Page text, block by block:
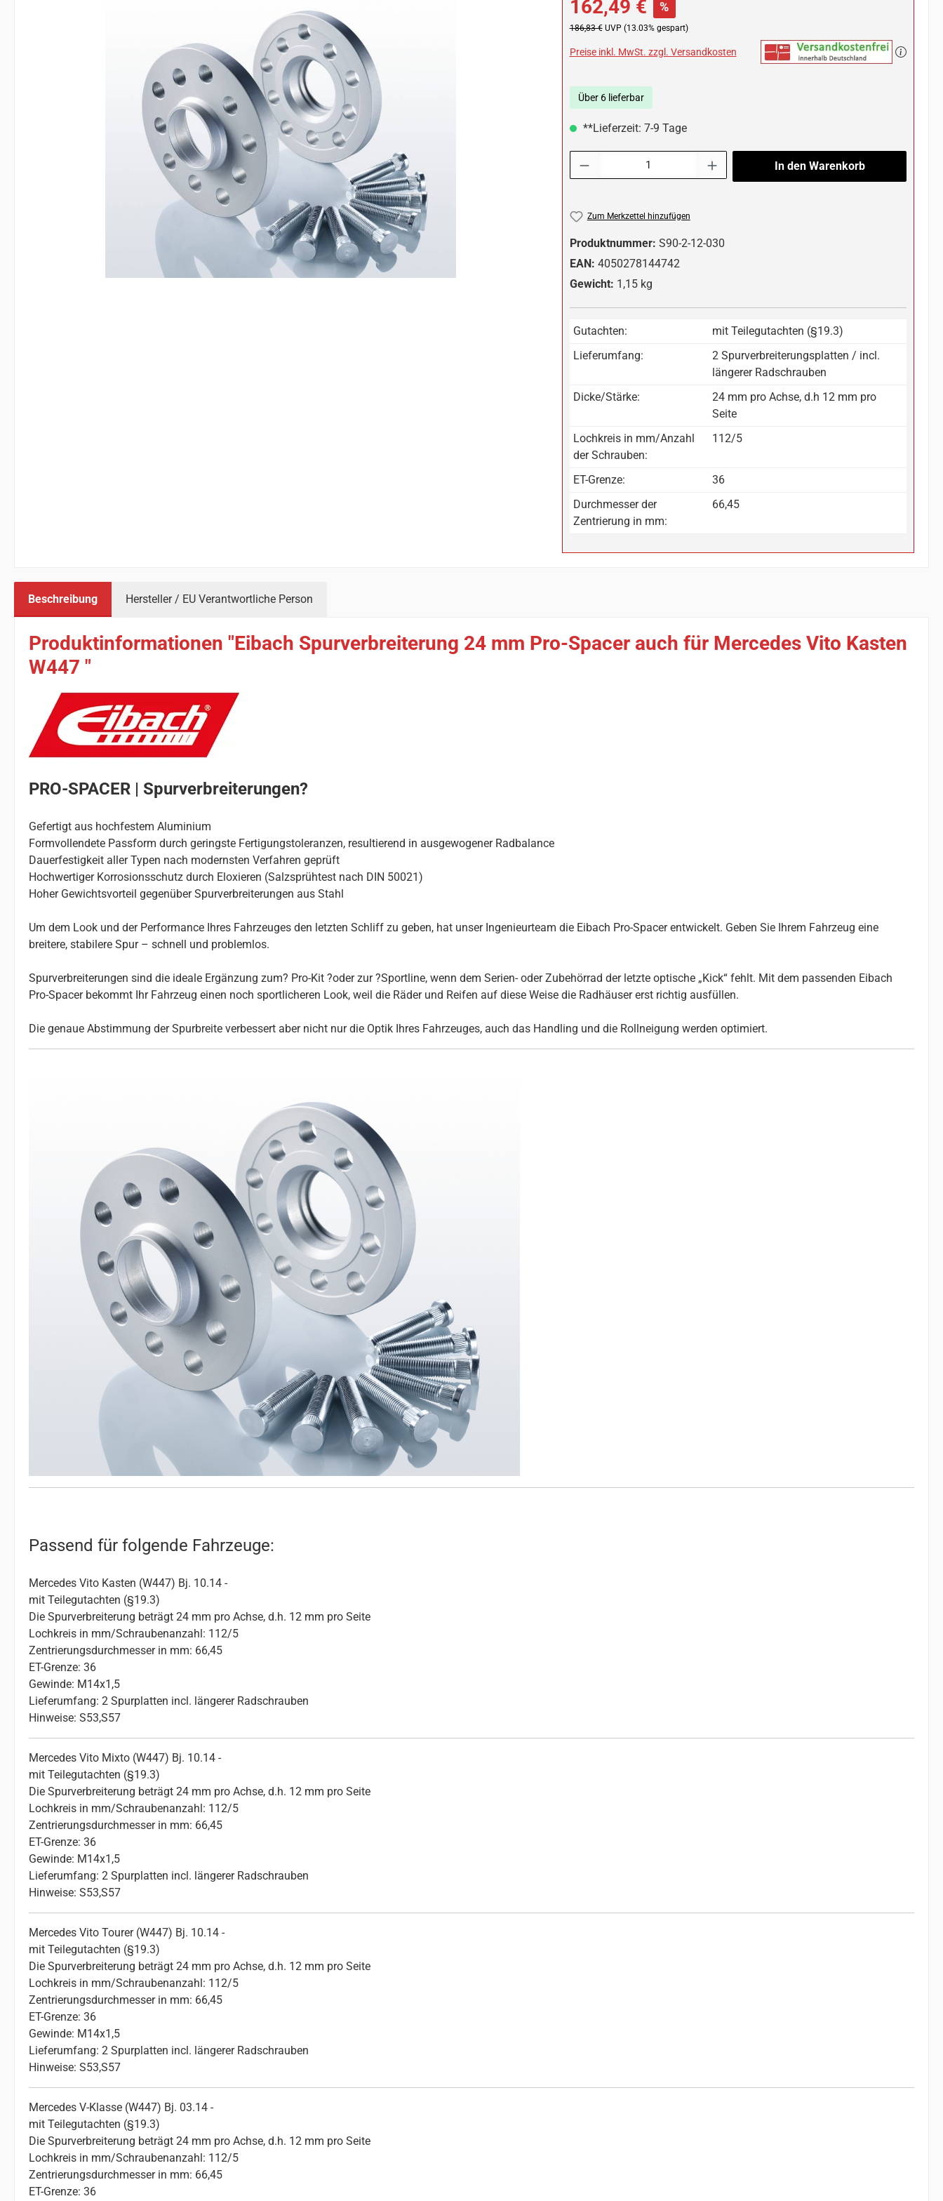
162,49 € %
Regulärer Preis:
186,83 € UVP (13.03% gespart)
Preise inkl. MwSt. zzgl. Versandkosten
Über 6 lieferbar
**Lieferzeit: 7-9 Tage
In den Warenkorb
Zum Merkzettel hinzufügen
Produktnummer: S90-2-12-030
EAN: 4050278144742
Gewicht: 1,15 kg
Gutachten:
mit Teilegutachten (§19.3)
Lieferumfang:
2 Spurverbreiterungsplatten / incl.
längerer Radschrauben
Dicke/Stärke:
24 mm pro Achse, d.h 12 mm pro
Seite
Lochkreis in mm/Anzahl
der Schrauben:
112/5
ET-Grenze:
36
Durchmesser der
Zentrierung in mm:
66,45
Beschreibung Hersteller / EU Verantwortliche Person
Produktinformationen "Eibach Spurverbreiterung 24 mm Pro-Spacer auch für Mercedes Vito Kasten
W447 "
PRO-SPACER | Spurverbreiterungen?
Gefertigt aus hochfestem Aluminium
Formvollendete Passform durch geringste Fertigungstoleranzen, resultierend in ausgewogener Radbalance
Dauerfestigkeit aller Typen nach modernsten Verfahren geprüft
Hochwertiger Korrosionsschutz durch Eloxieren (Salzsprühtest nach DIN 50021)
Hoher Gewichtsvorteil gegenüber Spurverbreiterungen aus Stahl
Um dem Look und der Performance Ihres Fahrzeuges den letzten Schliff zu geben, hat unser Ingenieurteam die Eibach Pro-Spacer entwickelt. Geben Sie Ihrem Fahrzeug eine
breitere, stabilere Spur – schnell und problemlos.
Spurverbreiterungen sind die ideale Ergänzung zum? Pro-Kit ?oder zur ?Sportline, wenn dem Serien- oder Zubehörrad der letzte optische „Kick“ fehlt. Mit dem passenden Eibach
Pro-Spacer bekommt Ihr Fahrzeug einen noch sportlicheren Look, weil die Räder und Reifen auf diese Weise die Radhäuser erst richtig ausfüllen.
Die genaue Abstimmung der Spurbreite verbessert aber nicht nur die Optik Ihres Fahrzeuges, auch das Handling und die Rollneigung werden optimiert.
Passend für folgende Fahrzeuge:
Mercedes Vito Kasten (W447) Bj. 10.14 -
mit Teilegutachten (§19.3)
Die Spurverbreiterung beträgt 24 mm pro Achse, d.h. 12 mm pro Seite
Lochkreis in mm/Schraubenanzahl: 112/5
Zentrierungsdurchmesser in mm: 66,45
ET-Grenze: 36
Gewinde: M14x1,5
Lieferumfang: 2 Spurplatten incl. längerer Radschrauben
Hinweise: S53,S57
Mercedes Vito Mixto (W447) Bj. 10.14 -
mit Teilegutachten (§19.3)
Die Spurverbreiterung beträgt 24 mm pro Achse, d.h. 12 mm pro Seite
Lochkreis in mm/Schraubenanzahl: 112/5
Zentrierungsdurchmesser in mm: 66,45
ET-Grenze: 36
Gewinde: M14x1,5
Lieferumfang: 2 Spurplatten incl. längerer Radschrauben
Hinweise: S53,S57
Mercedes Vito Tourer (W447) Bj. 10.14 -
mit Teilegutachten (§19.3)
Die Spurverbreiterung beträgt 24 mm pro Achse, d.h. 12 mm pro Seite
Lochkreis in mm/Schraubenanzahl: 112/5
Zentrierungsdurchmesser in mm: 66,45
ET-Grenze: 36
Gewinde: M14x1,5
Lieferumfang: 2 Spurplatten incl. längerer Radschrauben
Hinweise: S53,S57
Mercedes V-Klasse (W447) Bj. 03.14 -
mit Teilegutachten (§19.3)
Die Spurverbreiterung beträgt 24 mm pro Achse, d.h. 12 mm pro Seite
Lochkreis in mm/Schraubenanzahl: 112/5
Zentrierungsdurchmesser in mm: 66,45
ET-Grenze: 36